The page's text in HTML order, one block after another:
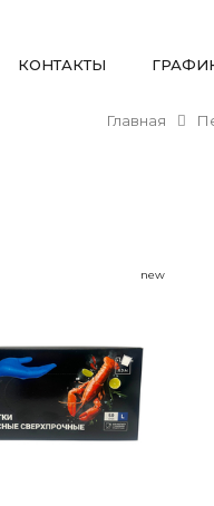
КОНТАКТЫ
Главная
new